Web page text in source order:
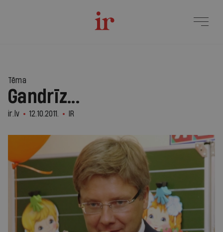
Tēma
Gandrīz...
ir.lv 12.10.2011. IR